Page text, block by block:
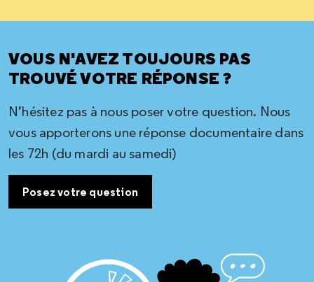
VOUS N'AVEZ TOUJOURS PAS
TROUVÉ VOTRE RÉPONSE ?
N’hésitez pas à nous poser votre question. Nous
vous apporterons une réponse documentaire dans
les 72h (du mardi au samedi)
Posez votre question